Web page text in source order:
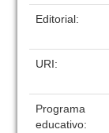
Editorial:
URI:
Programa
educativo: